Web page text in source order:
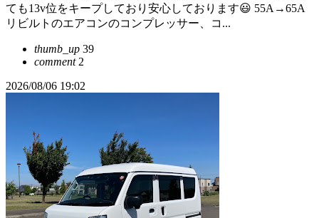
ても13v位をキープしており安心しております😃 55A→65A
リビルトのエアコンのコンプレッサー、コ...
thumb_up 39
comment2
2026/08/06 19:02